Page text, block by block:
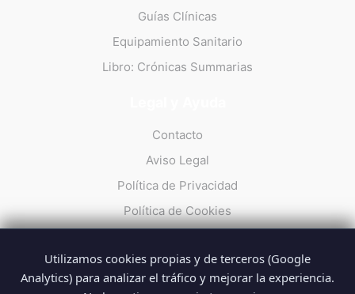
Guías Clínicas
Equipamiento Sanitario
Libro: Crónicas Summarias
Contacto
Aviso Legal
Política de Privacidad
Política de Cookies
Utilizamos cookies propias y de terceros (Google
Analytics) para analizar el tráfico y mejorar la experiencia.